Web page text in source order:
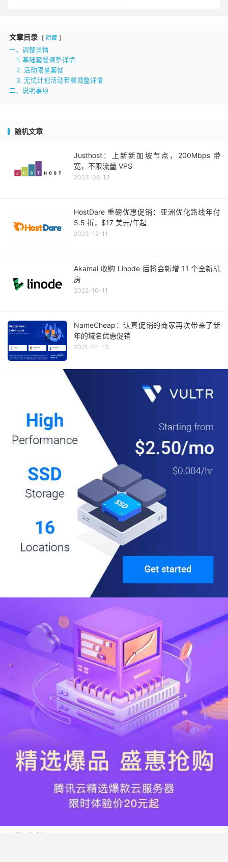
文章目录 隐藏
一、调整详情
1. 基础套餐调整详情
2. 活动限量套餐
3. 无忧计划活动套餐调整详情
二、说明事项
随机文章
Justhost：上新新加坡节点，200Mbps 带
宽，不限流量 VPS
2023-08-13
HostDare 重磅优惠促销：亚洲优化路线年付
5.5 折，$17 美元/年起
2023-12-11
Akamai 收购 Linode 后将会新增 11 个全新机
房
2022-10-11
NameCheap：认真促销的商家再次带来了新
年的域名优惠促销
2021-01-13